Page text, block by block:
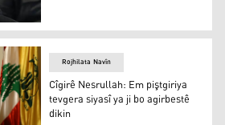
xwe yê giştî diyar kir
Rojhilata Navîn
Cîgirê Nesrullah: Em piştgiriya
tevgera siyasî ya ji bo agirbestê
dikin